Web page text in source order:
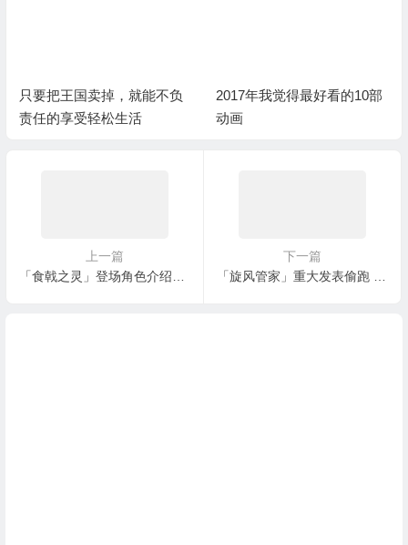
2017年我觉得最好看的10部
动画
国产动漫界的《三体》，堪
称里程碑的国产动画佳作
上一篇
下一篇